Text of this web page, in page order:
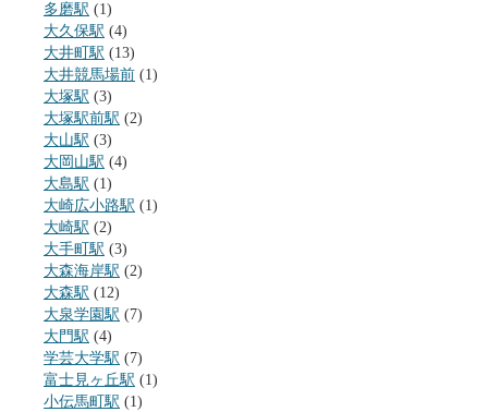
多磨駅 (1)
大久保駅 (4)
大井町駅 (13)
大井競馬場前 (1)
大塚駅 (3)
大塚駅前駅 (2)
大山駅 (3)
大岡山駅 (4)
大島駅 (1)
大崎広小路駅 (1)
大崎駅 (2)
大手町駅 (3)
大森海岸駅 (2)
大森駅 (12)
大泉学園駅 (7)
大門駅 (4)
学芸大学駅 (7)
富士見ヶ丘駅 (1)
小伝馬町駅 (1)